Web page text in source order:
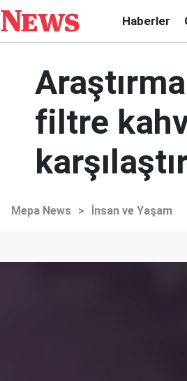
Haberler
filtre
Mepa News > İnsan ve Yaşam